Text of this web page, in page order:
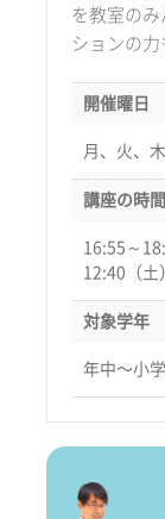
を教室の
ションの力
開催曜日
月、火、
講座の時
16:55～
12:40（土
対象学年
年中〜小